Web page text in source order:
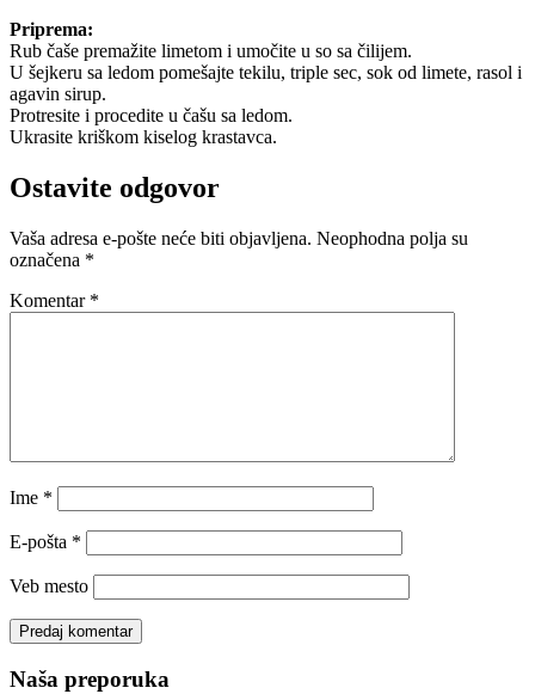
Priprema:
Rub čaše premažite limetom i umočite u so sa čilijem.
U šejkeru sa ledom pomešajte tekilu, triple sec, sok od limete, rasol i
agavin sirup.
Protresite i procedite u čašu sa ledom.
Ukrasite kriškom kiselog krastavca.
Ostavite odgovor
Vaša adresa e-pošte neće biti objavljena. Neophodna polja su
označena *
Komentar *
Ime *
E-pošta *
Veb mesto
Naša preporuka